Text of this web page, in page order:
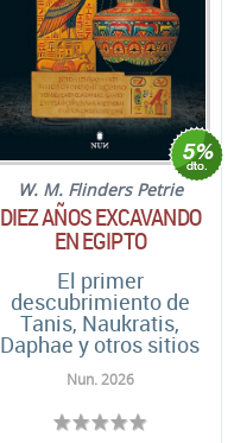
W. M. Flinders Petrie
DIEZ AÑOS EXCAVANDO
EN EGIPTO
El primer
descubrimiento de
Tanis, Naukratis,
Daphae y otros sitios
Nun. 2026